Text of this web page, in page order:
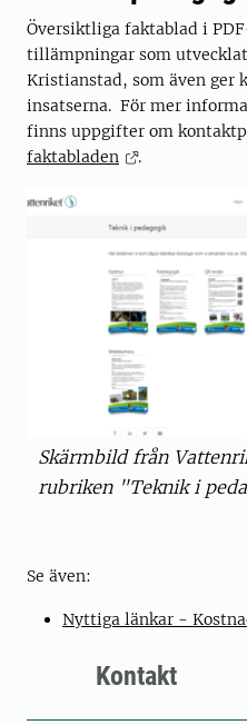
Översiktliga faktablad i
tillämpningar som
Kristianstad, som även ger
insatserna. För mer
finns uppgifter om
faktabladen
.
Skärmbild från
rubriken "Teknik i
Se även:
Nyttiga länkar -
Kontakt